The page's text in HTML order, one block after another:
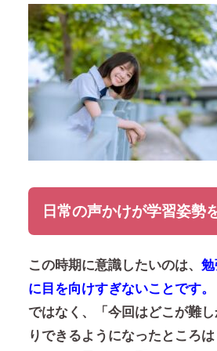
日常の声かけが学習姿勢
この時期に意識したいのは、
に目を向けすぎないことです。
ではなく、
「今回はどこが難
りできるようになったところは